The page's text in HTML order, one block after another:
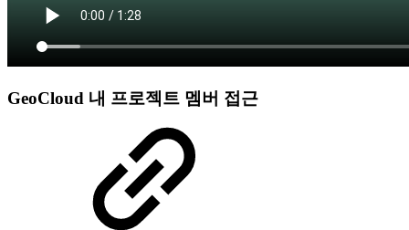
GeoCloud 내 프로젝트 멤버 접근